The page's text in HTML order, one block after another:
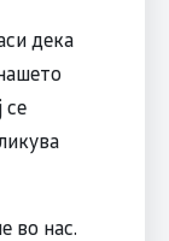
дека
се
во нас.